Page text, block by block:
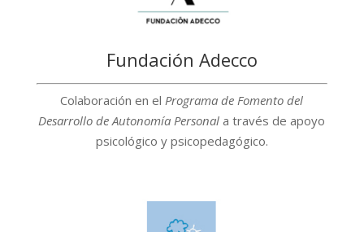
Fundación Adecco
Colaboración en elPrograma de Fomento del
Desarrollo de Autonomía Personal a través de apoyo
psicológico y psicopedagógico.